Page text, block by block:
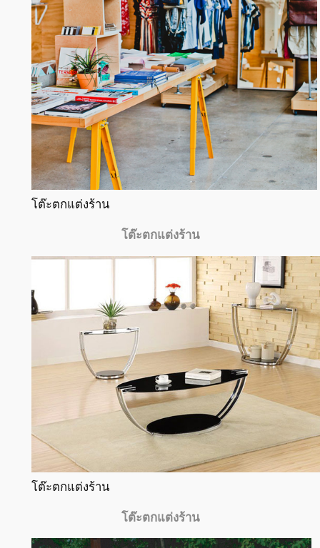
โต๊ะตกแต่งร้าน
โต๊ะตกแต่งร้าน
โต๊ะตกแต่งร้าน
โต๊ะตกแต่งร้าน